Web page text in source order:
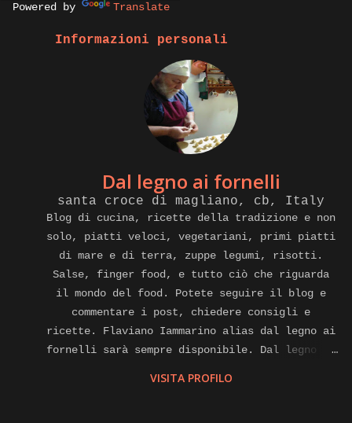
Powered by Translate
Informazioni personali
Dal legno ai fornelli
santa croce di magliano, cb, Italy
Blog di cucina, ricette della tradizione e non
solo, piatti veloci, vegetariani, primi piatti
di mare e di terra, zuppe legumi, risotti.
Salse, finger food, e tutto ciò che riguarda
il mondo del food. Potete seguire il blog e
commentare i post, chiedere consigli e
ricette. Flaviano Iammarino alias dal legno ai
fornelli sarà sempre disponibile. Dal legno ai
VISITA PROFILO